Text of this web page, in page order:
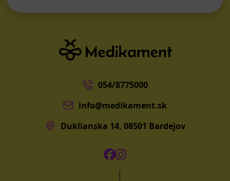
054/8775000
info@medikament.sk
Duklianska 14, 08501 Bardejov